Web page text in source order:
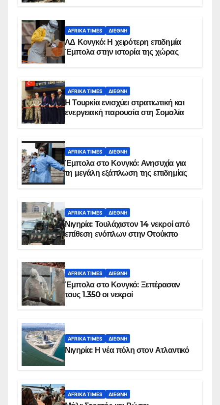
AFRIKA TIMES ΔΙΕΘΝΉ
ΛΔ Κονγκό: Η χειρότερη επιδημία
Έμπολα στην ιστορία της χώρας
AFRIKA TIMES ΔΙΕΘΝΉ
Η Τουρκία ενισχύει στρατιωτική και
ενεργειακή παρουσία στη Σομαλία
AFRIKA TIMES ΔΙΕΘΝΉ
Έμπολα στο Κονγκό: Ανησυχία για
τη μεγάλη εξάπλωση της επιδημίας
AFRIKA TIMES ΔΙΕΘΝΉ
Νιγηρία: Τουλάχιστον 14 νεκροί από
επίθεση ενόπλων στην Οτούκπο
AFRIKA TIMES ΔΙΕΘΝΉ
Έμπολα στο Κονγκό: Ξεπέρασαν
τους 1.350 οι νεκροί
AFRIKA TIMES ΔΙΕΘΝΉ
Νιγηρία: Η νέα πόλη στον Ατλαντικό
AFRIKA TIMES ΔΙΕΘΝΉ